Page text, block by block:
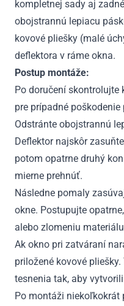
kompletnej sady aj
obojstrannú lepiacu
kovové pliešky (malé
deflektora v ráme okna.
Postup montáže:
Po doručení skontrolujte
pre prípadné poškodenie
Odstránte obojstrannú
Deflektor najskôr
potom opatrne druhý
mierne prehnúť.
Následne pomaly
okne. Postupujte
alebo zlomeniu
Ak okno pri zatváraní
priložené kovové
tesnenia tak, aby
Po montáži niekoľkokrát